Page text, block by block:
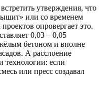
утверждения, что
или со временем
опровергает это.
0,03 – 0,05
бетоном и вполне
А расслоение
технологии: если
или пресс создавал